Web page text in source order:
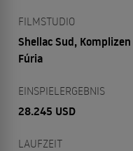
FILMSTUDIO
Shellac Sud,
Fúria
EINSPIELERGEBNIS
28.245 USD
LAUFZEIT